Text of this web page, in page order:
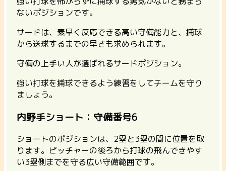
ないポジションです。
サードは、素早く反応できる高い守備能力と、捕球
から送球するまでの早さも求められます。
守備の上手い人が選ばれるサードポジション。
強い打球を捕球できるよう練習をしてチームを守り
ましょう。
内野手ショート：守備番号6
ショートのポジションは、2塁と3塁の間に位置を取
ります。ピッチャーの後ろから打球の飛んできやす
い3塁側までを守る広い守備範囲です。